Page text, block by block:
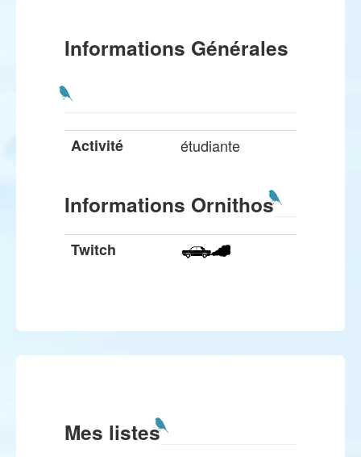
Informations Générales
Activité étudiante
Informations Ornithos
Twitch
Mes listes